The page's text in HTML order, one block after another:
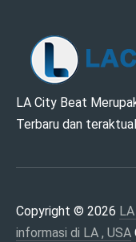
LA
DAN
LA ,
LA City Beat
Terbaru dan
Copyright © 2026
informasi di LA , USA